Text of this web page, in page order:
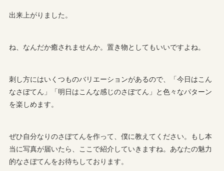
出来上がりました。
ね、なんだか癒されませんか。置き物としてもいいですよね。
刺し方にはいくつものバリエーションがあるので、「今日はこん
なさぼてん」「明日はこんな感じのさぼてん」と色々なパターン
を楽しめます。
ぜひ自分なりのさぼてんを作って、僕に教えてください。もし本
当に写真が届いたら、ここで紹介していきますね。あなたの魅力
的なさぼてんをお待ちしております。